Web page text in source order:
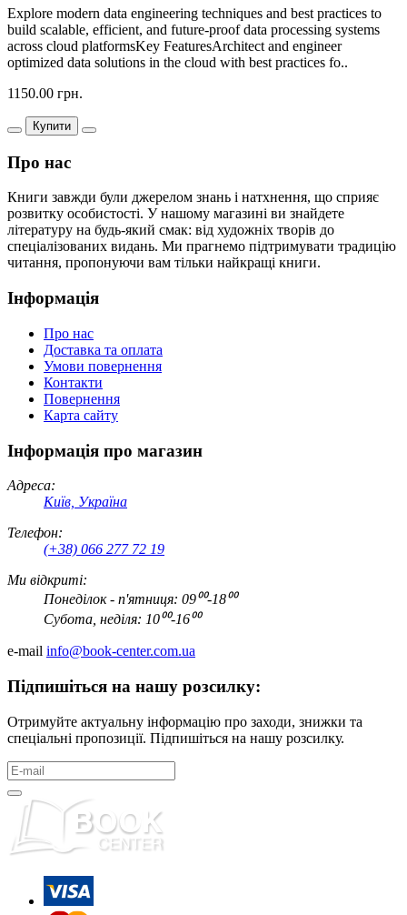
Explore modern data engineering techniques and best practices to
build scalable, efficient, and future-proof data processing systems
across cloud platformsKey FeaturesArchitect and engineer
optimized data solutions in the cloud with best practices fo..
1150.00 грн.
Купити
Про нас
Книги завжди були джерелом знань і натхнення, що сприяє
розвитку особистості. У нашому магазині ви знайдете
літературу на будь-який смак: від художніх творів до
спеціалізованих видань. Ми прагнемо підтримувати традицію
читання, пропонуючи вам тільки найкращі книги.
Інформація
Про нас
Доставка та оплата
Умови повернення
Контакти
Повернення
Карта сайту
Інформація про магазин
Адреса:
Київ, Україна
Телефон:
(+38) 066 277 72 19
Ми відкриті:
Понеділок - п'ятниця: 09⁰⁰-18⁰⁰
Субота, неділя: 10⁰⁰-16⁰⁰
e-mail info@book-center.com.ua
Підпишіться на нашу розсилку:
Отримуйте актуальну інформацію про заходи, знижки та
спеціальні пропозиції. Підпишіться на нашу розсилку.